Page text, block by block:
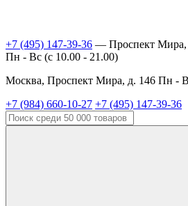
+7 (495) 147-39-36 — Проспект Мира,
Пн - Вс (c 10.00 - 21.00)
Москва, Проспект Мира, д. 146 Пн -
+7 (984) 660-10-27 +7 (495) 147-39-36